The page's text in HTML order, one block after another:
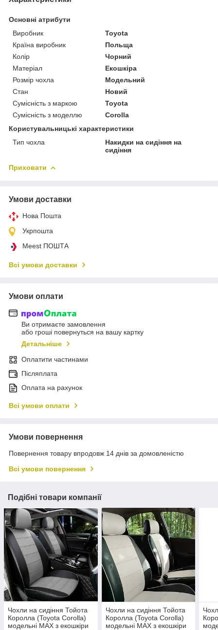
Основні атрибути
Виробник
Toyota
Країна виробник
Польща
Колір
Чорний
Матеріал
Екошкіра
Розмір чохла
Модельний
Стан
Новий
Сумісність з маркою
Toyota
Сумісність з моделлю
Corolla
Користувальницькі характеристики
Тип чохла
Накидки на сидіння на
сидіння
Приховати
Умови доставки
Нова Пошта
Укрпошта
Meest ПОШТА
Всі умови доставки
Умови оплати
Ви отримаєте замовлення
або гроші повернуться на вашу картку
Детальніше
Оплатити частинами
Післяплата
Оплата на рахунок
Всі умови оплати
Умови повернення
Повернення товару впродовж 14 днів за домовленістю
Всі умови повернення
Подібні товари компанії
Чохли на сидіння Тойота
Королла (Toyota Corolla)
модельні MAX з екошкіри
Чохли на сидіння Тойота
Королла (Toyota Corolla)
модельні MAX з екошкіри